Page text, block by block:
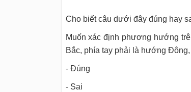
Cho biết câu dưới đây đúng hay
Muốn xác định phương hướng
Bắc, phía tay phải là hướng
- Đúng
- Sai